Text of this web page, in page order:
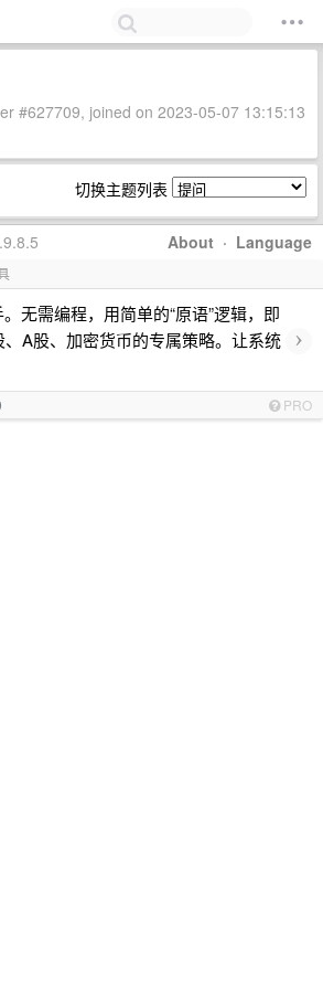
#627709, joined on 2023-05-07 13:15:13
切换主题列表
About · Language
无需编程，用简单的“原语”逻辑，即
A股、加密货币的专属策略。让系统
›
PRO